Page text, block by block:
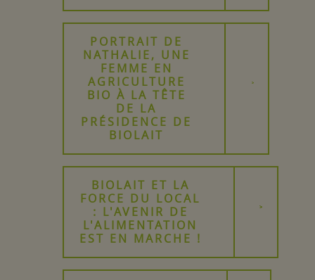
PORTRAIT DE
NATHALIE, UNE
FEMME EN
AGRICULTURE
BIO À LA TÊTE
DE LA
PRÉSIDENCE DE
BIOLAIT
BIOLAIT ET LA
FORCE DU LOCAL
: L'AVENIR DE
L'ALIMENTATION
EST EN MARCHE !